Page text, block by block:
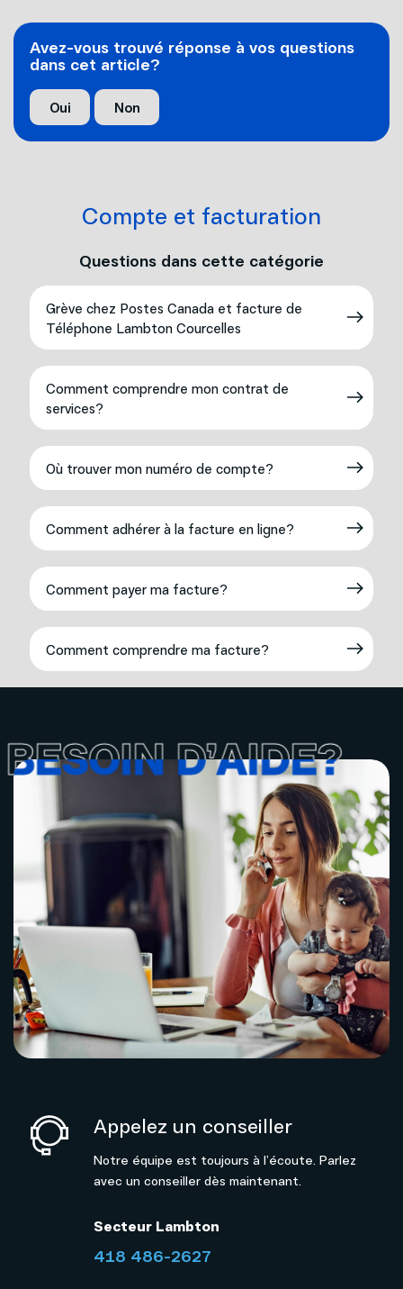
Avez-vous trouvé réponse à vos questions
dans cet article?
Oui Non
Compte et facturation
Questions dans cette catégorie
Grève chez Postes Canada et facture de
Téléphone Lambton Courcelles
Comment comprendre mon contrat de
services?
Où trouver mon numéro de compte?
Comment adhérer à la facture en ligne?
Comment payer ma facture?
Comment comprendre ma facture?
Appelez un conseiller
Notre équipe est toujours à l’écoute. Parlez
avec un conseiller dès maintenant.
Secteur Lambton
418 486-2627
BESOIN D’AIDE?
BESOIN D’AIDE?